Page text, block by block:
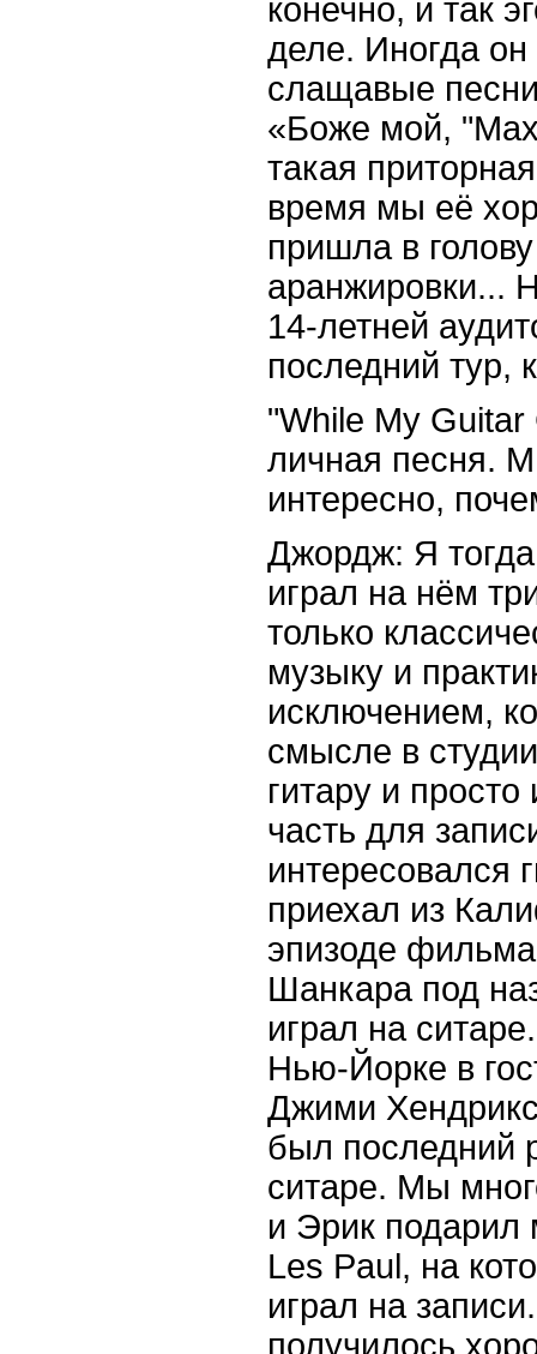
конечно, и так
деле. Иногда он
слащавые
«Боже мой,
такая
время мы её
пришла в
аранжировки...
14-летней
последний тур,
"While My Guitar
личная песня.
интересно,
Джордж: Я
играл на нём
только
музыку и
исключением,
смысле в
гитару и
часть для
интересовался
приехал из
эпизоде
Шанкара под
играл на
Нью-Йорке в
Джими
был последний
ситаре. Мы
и Эрик подарил
Les Paul, на
играл на
получилось